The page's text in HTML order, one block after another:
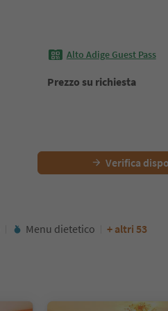
Alto Adige Guest Pass
Prezzo su richiesta
Verifica
Menu dietetico + altri 53